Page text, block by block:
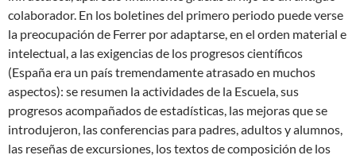
colaborador. En los boletines del primero periodo puede verse
la preocupación de Ferrer por adaptarse, en el orden material e
intelectual, a las exigencias de los progresos científicos
(España era un país tremendamente atrasado en muchos
aspectos): se resumen la actividades de la Escuela, sus
progresos acompañados de estadísticas, las mejoras que se
introdujeron, las conferencias para padres, adultos y alumnos,
las reseñas de excursiones, los textos de composición de los